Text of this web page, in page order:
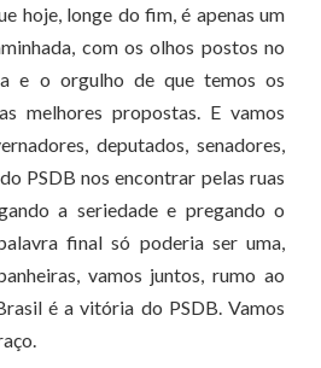
hoje, longe do fim, é apenas um
com os olhos postos no
e o orgulho de que temos os
melhores propostas. E vamos
deputados, senadores,
PSDB nos encontrar pelas ruas
a seriedade e pregando o
final só poderia ser uma,
vamos juntos, rumo ao
é a vitória do PSDB. Vamos